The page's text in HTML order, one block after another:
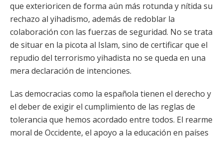
que exterioricen de forma aún más rotunda y nítida su
rechazo al yihadismo, además de redoblar la
colaboración con las fuerzas de seguridad. No se trata
de situar en la picota al Islam, sino de certificar que el
repudio del terrorismo yihadista no se queda en una
mera declaración de intenciones.
Las democracias como la española tienen el derecho y
el deber de exigir el cumplimiento de las reglas de
tolerancia que hemos acordado entre todos. El rearme
moral de Occidente, el apoyo a la educación en países